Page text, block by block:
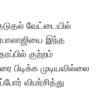
வேட்டையில்
இந்த
குற்றம்
பிடிக்க முடியவில்லை
விமர்சித்து